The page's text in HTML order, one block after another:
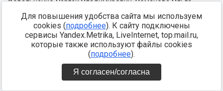
Для повышения удобства сайта мы используем
cookies (подробнее). К сайту подключены
сервисы Yandex.Metrika, LiveInternet, top.mail.ru,
которые также используют файлы cookies
(подробнее).
Я согласен/согласна